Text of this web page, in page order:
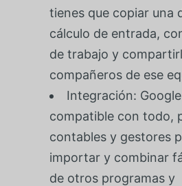
tienes que copiar una
cálculo de entrada,
de trabajo y
compañeros de ese
Integración:
compatible con todo,
contables y gestores
importar y combinar
de otros programas y